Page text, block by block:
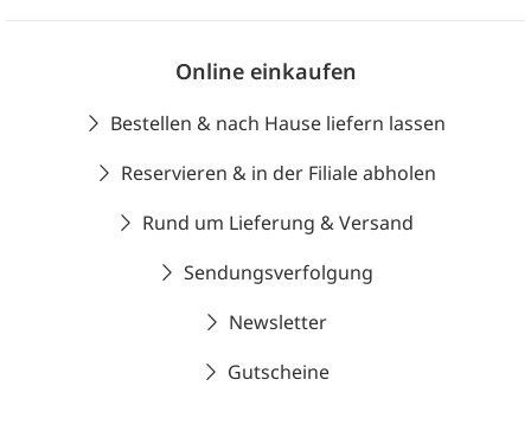
Online einkaufen
Bestellen & nach Hause liefern lassen
Reservieren & in der Filiale abholen
Rund um Lieferung & Versand
Sendungsverfolgung
Newsletter
Gutscheine